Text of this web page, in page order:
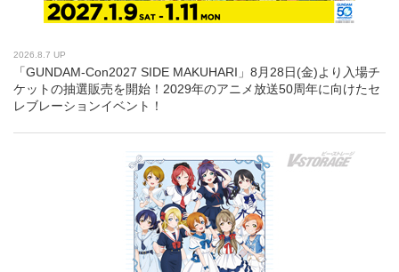
2026.8.7 UP
「GUNDAM-Con2027 SIDE MAKUHARI」8月28日(金)より入場チ
ケットの抽選販売を開始！2029年のアニメ放送50周年に向けたセ
レブレーションイベント！